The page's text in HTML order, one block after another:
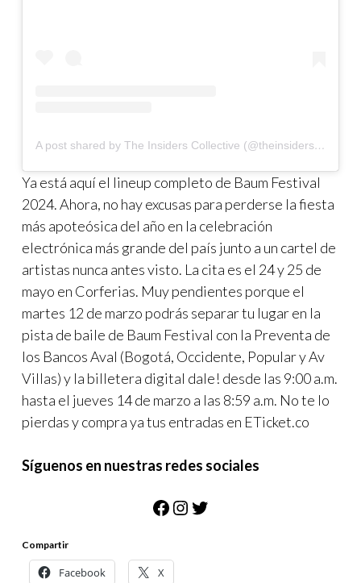
A post shared by The Insiders Collective (@theinsidersco)
Ya está aquí el lineup completo de Baum Festival
2024. Ahora, no hay excusas para perderse la fiesta
más apoteósica del año en la celebración
electrónica más grande del país junto a un cartel de
artistas nunca antes visto. La cita es el 24 y 25 de
mayo en Corferias. Muy pendientes porque el
martes 12 de marzo podrás separar tu lugar en la
pista de baile de Baum Festival con la Preventa de
los Bancos Aval (Bogotá, Occidente, Popular y Av
Villas) y la billetera digital dale! desde las 9:00 a.m.
hasta el jueves 14 de marzo a las 8:59 a.m. No te lo
pierdas y compra ya tus entradas en ETicket.co
Síguenos en nuestras redes sociales
Facebook
Instagram
Twitter
Compartir
Facebook X